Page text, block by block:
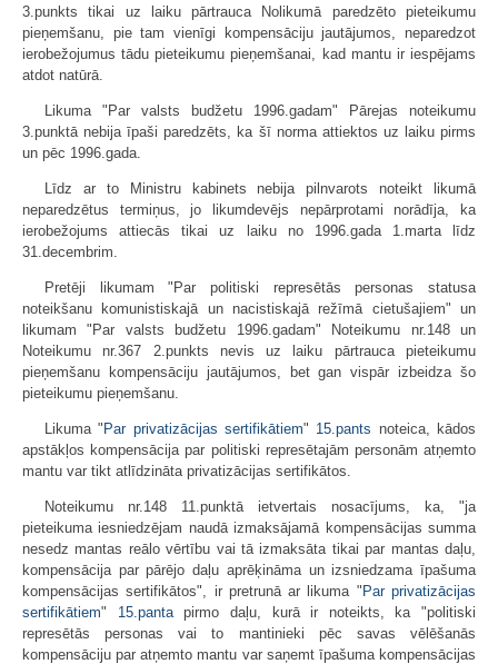
3.punkts tikai uz laiku pārtrauca Nolikumā paredzēto pieteikumu
pieņemšanu, pie tam vienīgi kompensāciju jautājumos, neparedzot
ierobežojumus tādu pieteikumu pieņemšanai, kad mantu ir iespējams
atdot natūrā.
Likuma "Par valsts budžetu 1996.gadam" Pārejas noteikumu
3.punktā nebija īpaši paredzēts, ka šī norma attiektos uz laiku pirms
un pēc 1996.gada.
Līdz ar to Ministru kabinets nebija pilnvarots noteikt likumā
neparedzētus termiņus, jo likumdevējs nepārprotami norādīja, ka
ierobežojums attiecās tikai uz laiku no 1996.gada 1.marta līdz
31.decembrim.
Pretēji likumam "Par politiski represētās personas statusa
noteikšanu komunistiskajā un nacistiskajā režīmā cietušajiem" un
likumam "Par valsts budžetu 1996.gadam" Noteikumu nr.148 un
Noteikumu nr.367 2.punkts nevis uz laiku pārtrauca pieteikumu
pieņemšanu kompensāciju jautājumos, bet gan vispār izbeidza šo
pieteikumu pieņemšanu.
Likuma " Par privatizācijas sertifikātiem" 15.pants noteica, kādos
apstākļos kompensācija par politiski represētajām personām atņemto
mantu var tikt atlīdzināta privatizācijas sertifikātos.
Noteikumu nr.148 11.punktā ietvertais nosacījums, ka, "ja
pieteikuma iesniedzējam naudā izmaksājamā kompensācijas summa
nesedz mantas reālo vērtību vai tā izmaksāta tikai par mantas daļu,
kompensācija par pārējo daļu aprēķināma un izsniedzama īpašuma
kompensācijas sertifikātos", ir pretrunā ar likuma " Par privatizācijas
sertifikātiem" 15.pantapirmo daļu, kurā ir noteikts, ka "politiski
represētās personas vai to mantinieki pēc savas vēlēšanās
kompensāciju par atņemto mantu var saņemt īpašuma kompensācijas